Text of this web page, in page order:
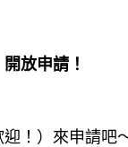
放申請！
！）來申請吧